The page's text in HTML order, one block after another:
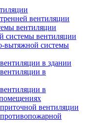
вентиляции
вентиляции
системы вентиляции
вытяжной системы
в здании
в
в
вентиляции